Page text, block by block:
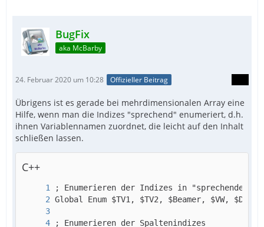
BugFix
aka McBarby
24. Februar 2020 um 10:28 Offizieller Beitrag
Übrigens ist es gerade bei mehrdimensionalen Array eine
Hilfe, wenn man die Indizes "sprechend" enumeriert, d.h.
ihnen Variablennamen zuordnet, die leicht auf den Inhalt
schließen lassen.
C++